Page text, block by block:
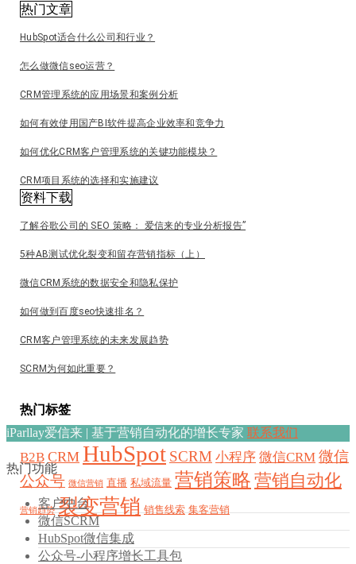
热门文章
HubSpot适合什么公司和行业？
怎么做微信seo运营？
CRM管理系统的应用场景和案例分析
如何有效使用国产BI软件提高企业效率和竞争力
如何优化CRM客户管理系统的关键功能模块？
CRM项目系统的选择和实施建议
资料下载
了解谷歌公司的 SEO 策略： 爱信来的专业分析报告”
5种AB测试优化裂变和留存营销指标（上）
微信CRM系统的数据安全和隐私保护
如何做到百度seo快速排名？
CRM客户管理系统的未来发展趋势
SCRM为何如此重要？
热门标签
B2B CRM HubSpot SCRM 小程序 微信CRM 微信
公众号 微信营销 直播 私域流量 营销策略 营销自动化
营销趋势 裂变营销 销售线索 集客营销
iParllay爱信来 | 基于营销自动化的增长专家 联系我们
热门功能
客户中台
微信SCRM
HubSpot微信集成
公众号-小程序增长工具包